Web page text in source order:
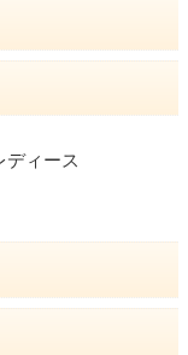
ディース